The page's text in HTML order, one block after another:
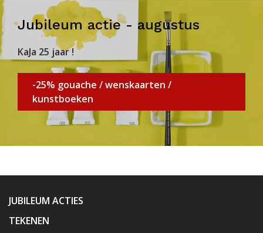
Jubileum actie - augustus
KaJa 25 jaar !
-25% gouache / wenskaarten /
kunstboeken
JUBILEUM ACTIES
TEKENEN